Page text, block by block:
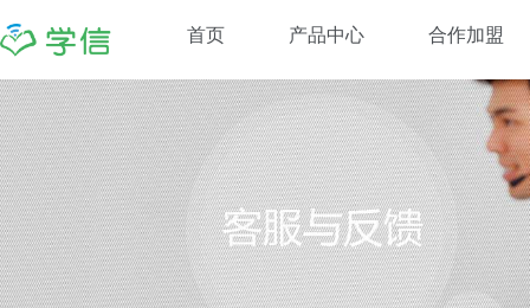
首页 产品中心
学信提分
悦卷星
学信APP
合作加盟